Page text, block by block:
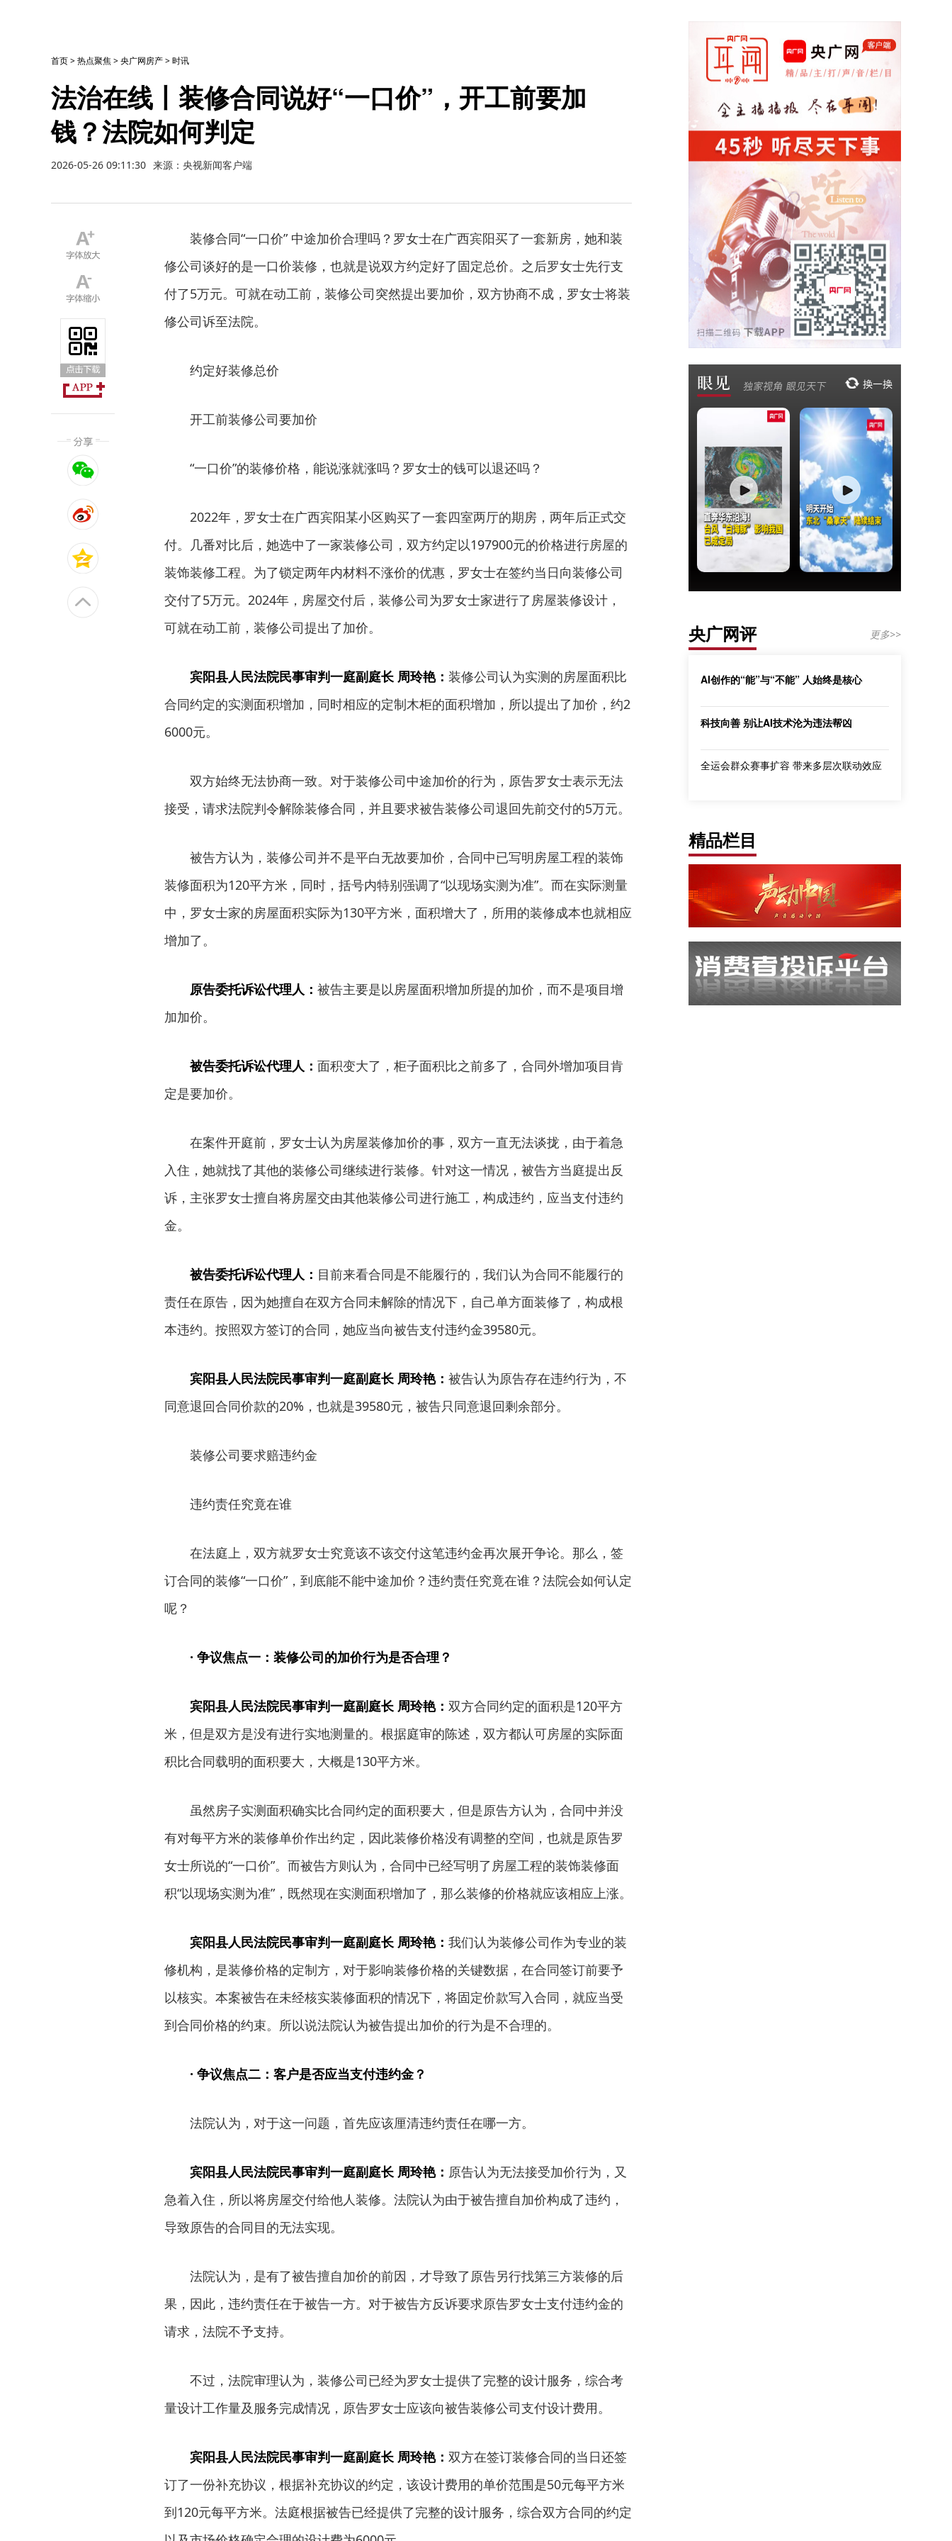
首页>热点聚焦>央广网房产>时讯
法治在线丨装修合同说好“一口价”，开工前要加
钱？法院如何判定
2026-05-26 09:11:30 来源：央视新闻客户端
装修合同“一口价” 中途加价合理吗？罗女士在广西宾阳买了一套新房，她和装
修公司谈好的是一口价装修，也就是说双方约定好了固定总价。之后罗女士先行支
付了5万元。可就在动工前，装修公司突然提出要加价，双方协商不成，罗女士将装
修公司诉至法院。
约定好装修总价
开工前装修公司要加价
“一口价”的装修价格，能说涨就涨吗？罗女士的钱可以退还吗？
2022年，罗女士在广西宾阳某小区购买了一套四室两厅的期房，两年后正式交
付。几番对比后，她选中了一家装修公司，双方约定以197900元的价格进行房屋的
装饰装修工程。为了锁定两年内材料不涨价的优惠，罗女士在签约当日向装修公司
交付了5万元。2024年，房屋交付后，装修公司为罗女士家进行了房屋装修设计，
可就在动工前，装修公司提出了加价。
宾阳县人民法院民事审判一庭副庭长 周玲艳： 装修公司认为实测的房屋面积比
合同约定的实测面积增加，同时相应的定制木柜的面积增加，所以提出了加价，约2
6000元。
双方始终无法协商一致。对于装修公司中途加价的行为，原告罗女士表示无法
接受，请求法院判令解除装修合同，并且要求被告装修公司退回先前交付的5万元。
被告方认为，装修公司并不是平白无故要加价，合同中已写明房屋工程的装饰
装修面积为120平方米，同时，括号内特别强调了“以现场实测为准”。而在实际测量
中，罗女士家的房屋面积实际为130平方米，面积增大了，所用的装修成本也就相应
增加了。
原告委托诉讼代理人： 被告主要是以房屋面积增加所提的加价，而不是项目增
加加价。
被告委托诉讼代理人： 面积变大了，柜子面积比之前多了，合同外增加项目肯
定是要加价。
在案件开庭前，罗女士认为房屋装修加价的事，双方一直无法谈拢，由于着急
入住，她就找了其他的装修公司继续进行装修。针对这一情况，被告方当庭提出反
诉，主张罗女士擅自将房屋交由其他装修公司进行施工，构成违约，应当支付违约
金。
被告委托诉讼代理人： 目前来看合同是不能履行的，我们认为合同不能履行的
责任在原告，因为她擅自在双方合同未解除的情况下，自己单方面装修了，构成根
本违约。按照双方签订的合同，她应当向被告支付违约金39580元。
宾阳县人民法院民事审判一庭副庭长 周玲艳： 被告认为原告存在违约行为，不
同意退回合同价款的20%，也就是39580元，被告只同意退回剩余部分。
装修公司要求赔违约金
违约责任究竟在谁
在法庭上，双方就罗女士究竟该不该交付这笔违约金再次展开争论。那么，签
订合同的装修“一口价”，到底能不能中途加价？违约责任究竟在谁？法院会如何认定
呢？
· 争议焦点一：装修公司的加价行为是否合理？
宾阳县人民法院民事审判一庭副庭长 周玲艳： 双方合同约定的面积是120平方
米，但是双方是没有进行实地测量的。根据庭审的陈述，双方都认可房屋的实际面
积比合同载明的面积要大，大概是130平方米。
虽然房子实测面积确实比合同约定的面积要大，但是原告方认为，合同中并没
有对每平方米的装修单价作出约定，因此装修价格没有调整的空间，也就是原告罗
女士所说的“一口价”。而被告方则认为，合同中已经写明了房屋工程的装饰装修面
积“以现场实测为准”，既然现在实测面积增加了，那么装修的价格就应该相应上涨。
宾阳县人民法院民事审判一庭副庭长 周玲艳： 我们认为装修公司作为专业的装
修机构，是装修价格的定制方，对于影响装修价格的关键数据，在合同签订前要予
以核实。本案被告在未经核实装修面积的情况下，将固定价款写入合同，就应当受
到合同价格的约束。所以说法院认为被告提出加价的行为是不合理的。
· 争议焦点二：客户是否应当支付违约金？
法院认为，对于这一问题，首先应该厘清违约责任在哪一方。
宾阳县人民法院民事审判一庭副庭长 周玲艳： 原告认为无法接受加价行为，又
急着入住，所以将房屋交付给他人装修。法院认为由于被告擅自加价构成了违约，
导致原告的合同目的无法实现。
法院认为，是有了被告擅自加价的前因，才导致了原告另行找第三方装修的后
果，因此，违约责任在于被告一方。对于被告方反诉要求原告罗女士支付违约金的
请求，法院不予支持。
不过，法院审理认为，装修公司已经为罗女士提供了完整的设计服务，综合考
量设计工作量及服务完成情况，原告罗女士应该向被告装修公司支付设计费用。
宾阳县人民法院民事审判一庭副庭长 周玲艳： 双方在签订装修合同的当日还签
订了一份补充协议，根据补充协议的约定，该设计费用的单价范围是50元每平方米
到120元每平方米。法庭根据被告已经提供了完整的设计服务，综合双方合同的约定
央广网评 更多>>
AI创作的“能”与“不能” 人始终是核心
科技向善 别让AI技术沦为违法帮凶
全运会群众赛事扩容 带来多层次联动效应
精品栏目